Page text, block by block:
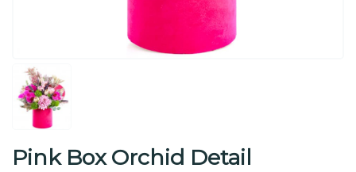
Pink Box Orchid Detail